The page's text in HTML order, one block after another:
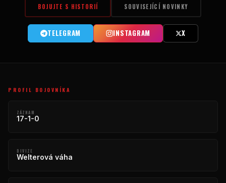
BOJUJTE S HISTORIÍ SOUVISEJÍCÍ NOVINKY
TELEGRAM INSTAGRAM X
PROFIL BOJOVNÍKA
ZÁZNAM
17-1-0
DIVIZE
Welterová váha